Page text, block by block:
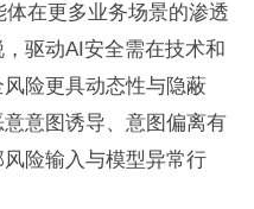
在更多业务场景的渗透
驱动AI安全需在技术和
险更具动态性与隐蔽
意图诱导、意图偏离有
险输入与模型异常行